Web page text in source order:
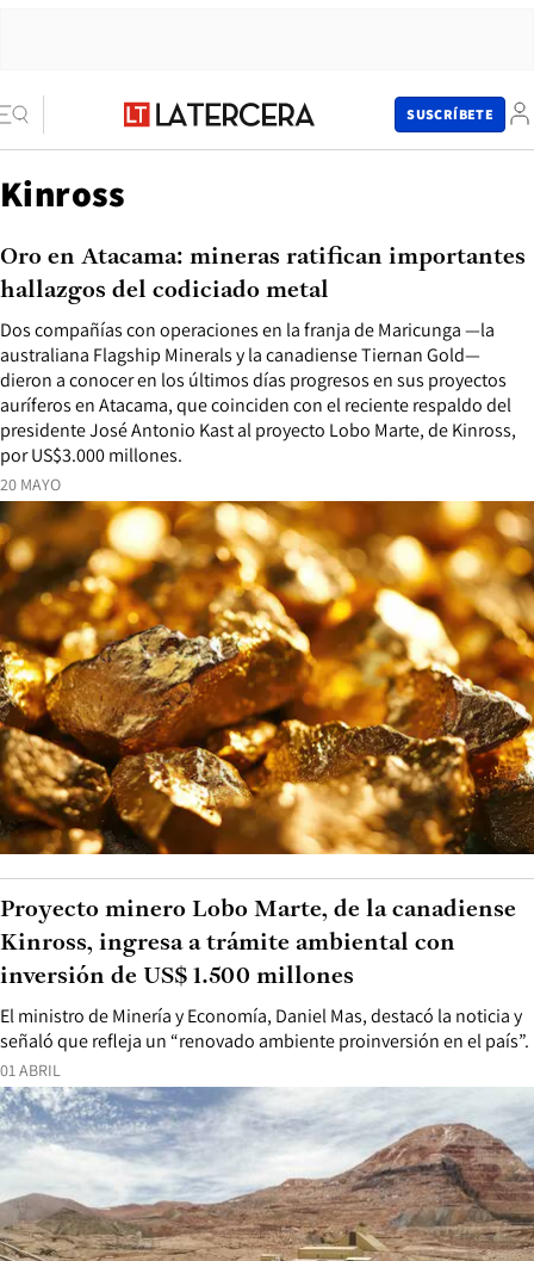
SUSCRÍBETE
Kinross
20 MAYO
Dos compañías con operaciones en la franja de Maricunga —la
australiana Flagship Minerals y la canadiense Tiernan Gold—
dieron a conocer en los últimos días progresos en sus proyectos
auríferos en Atacama, que coinciden con el reciente respaldo del
presidente José Antonio Kast al proyecto Lobo Marte, de Kinross,
por US$3.000 millones.
Oro en Atacama: mineras ratifican importantes
hallazgos del codiciado metal
01 ABRIL
El ministro de Minería y Economía, Daniel Mas, destacó la noticia y
señaló que refleja un “renovado ambiente proinversión en el país”.
Proyecto minero Lobo Marte, de la canadiense
Kinross, ingresa a trámite ambiental con
inversión de US$ 1.500 millones